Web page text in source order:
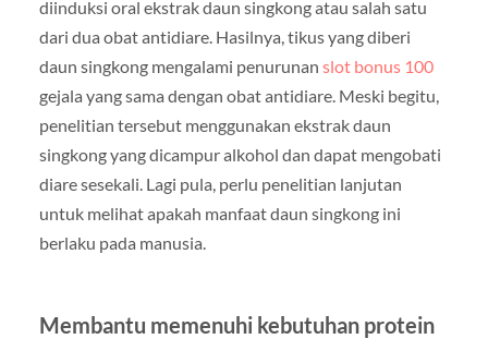
diinduksi oral ekstrak daun singkong atau salah satu
dari dua obat antidiare. Hasilnya, tikus yang diberi
daun singkong mengalami penurunan slot bonus 100
gejala yang sama dengan obat antidiare. Meski begitu,
penelitian tersebut menggunakan ekstrak daun
singkong yang dicampur alkohol dan dapat mengobati
diare sesekali. Lagi pula, perlu penelitian lanjutan
untuk melihat apakah manfaat daun singkong ini
berlaku pada manusia.
Membantu memenuhi kebutuhan protein